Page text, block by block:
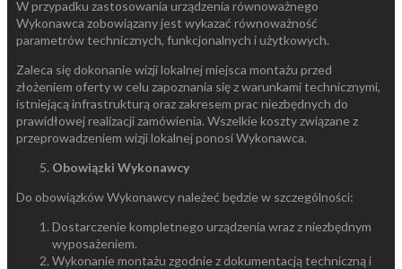
W przypadku zastosowania urządzenia równoważnego
Wykonawca zobowiązany jest wykazać równoważność
parametrów technicznych, funkcjonalnych i użytkowych.
Zaleca się dokonanie wizji lokalnej miejsca montażu przed
złożeniem oferty w celu zapoznania się z warunkami technicznymi,
istniejącą infrastrukturą oraz zakresem prac niezbędnych do
prawidłowej realizacji zamówienia. Wszelkie koszty związane z
przeprowadzeniem wizji lokalnej ponosi Wykonawca.
Obowiązki Wykonawcy
Do obowiązków Wykonawcy należeć będzie w szczególności:
Dostarczenie kompletnego urządzenia wraz z niezbędnym
wyposażeniem.
Wykonanie montażu zgodnie z dokumentacją techniczną i